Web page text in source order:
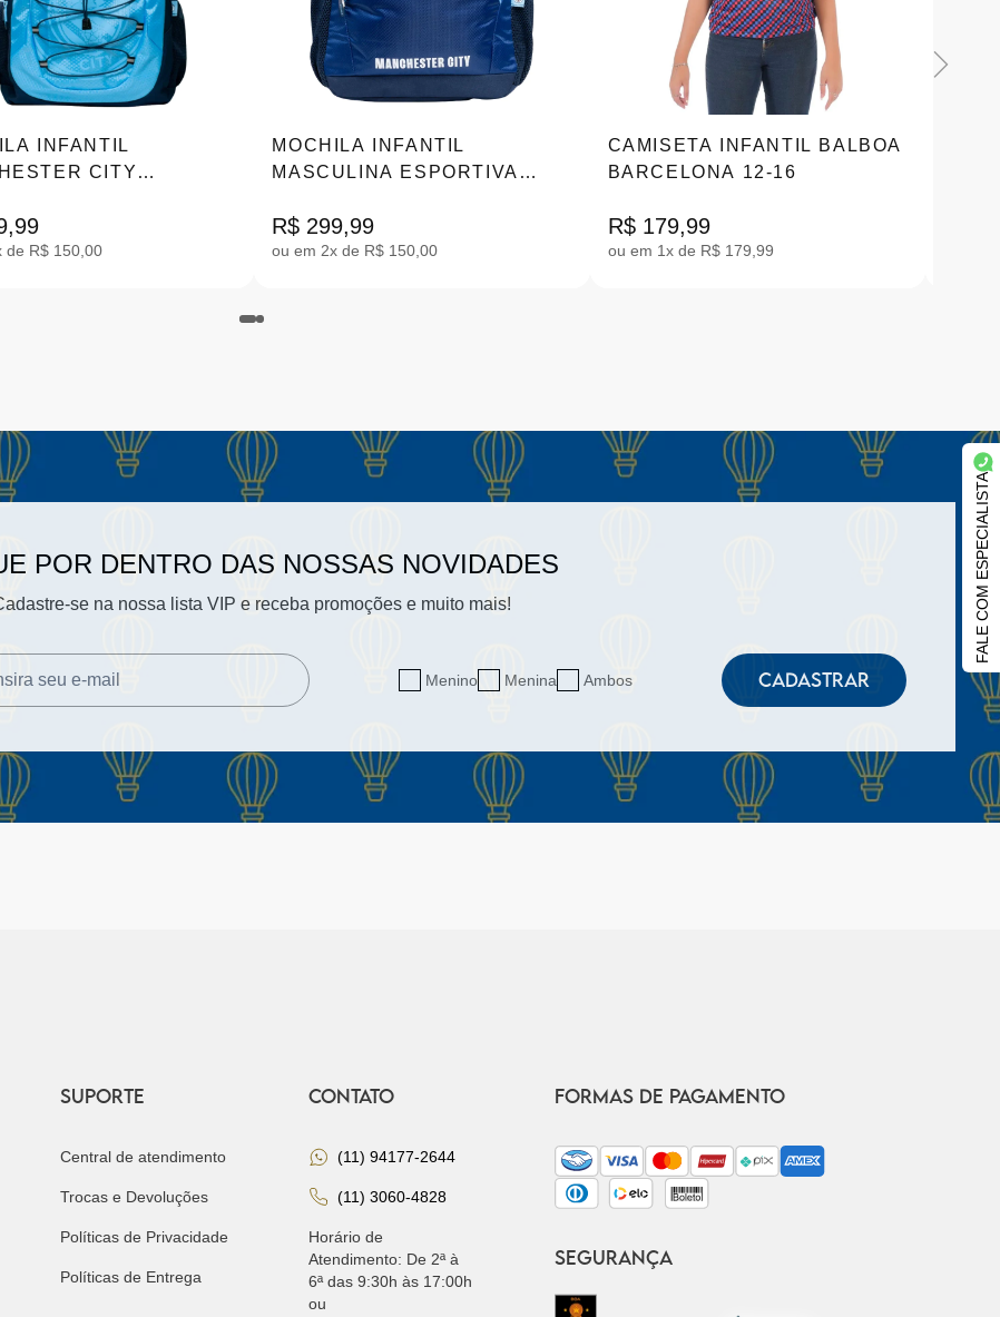
FALE COM ESPECIALISTA
INFANTIL
CITY
de R$ 150,00
MOCHILA INFANTIL
MASCULINA ESPORTIVA
R$ 299,99
ou em 2x de R$ 150,00
CAMISETA INFANTIL BALBOA
BARCELONA 12-16
R$ 179,99
ou em 1x de R$ 179,99
POR DENTRO DAS NOSSAS NOVIDADES
se na nossa lista VIP e receba promoções e muito mais!
Menino Menina Ambos CADASTRAR
SUPORTE
Central de atendimento
Trocas e Devoluções
Políticas de Privacidade
Políticas de Entrega
CONTATO
(11) 94177-2644
(11) 3060-4828
Horário de
Atendimento: De 2ª à
6ª das 9:30h às 17:00h
ou
FORMAS DE PAGAMENTO
SEGURANÇA